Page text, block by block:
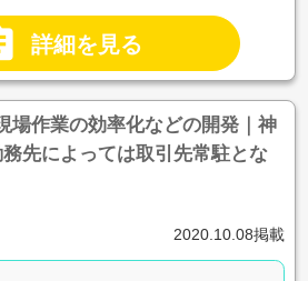
詳細を見る
作業の効率化などの開発｜神
先によっては取引先常駐とな
2020.10.08掲載